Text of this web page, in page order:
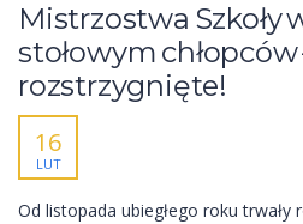
Mistrzostwa Szkoły
stołowym chłopców
rozstrzygnięte!
16
LUT
Od listopada ubiegłego roku trwały